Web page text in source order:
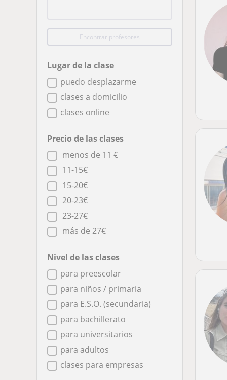
Encontrar profesores
Lugar de la clase
puedo desplazarme
clases a domicilio
clases online
Precio de las clases
menos de 11 €
11-15€
15-20€
20-23€
23-27€
más de 27€
Nivel de las clases
para preescolar
para niños / primaria
para E.S.O. (secundaria)
para bachillerato
para universitarios
para adultos
clases para empresas